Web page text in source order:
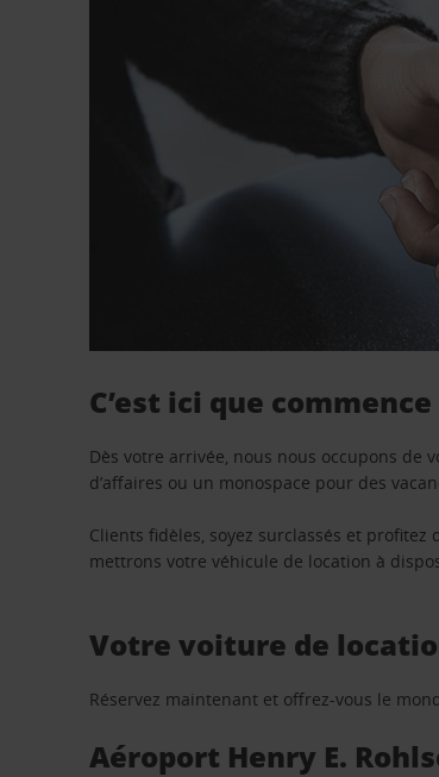
C’est ici que
Dès votre arrivée, nous nous occupons de
d’affaires ou un monospace pour des
Clients fidèles, soyez surclassés et
mettrons votre véhicule de location à
Votre voiture de
Réservez maintenant et offrez-vous le
Aéroport Henry E.